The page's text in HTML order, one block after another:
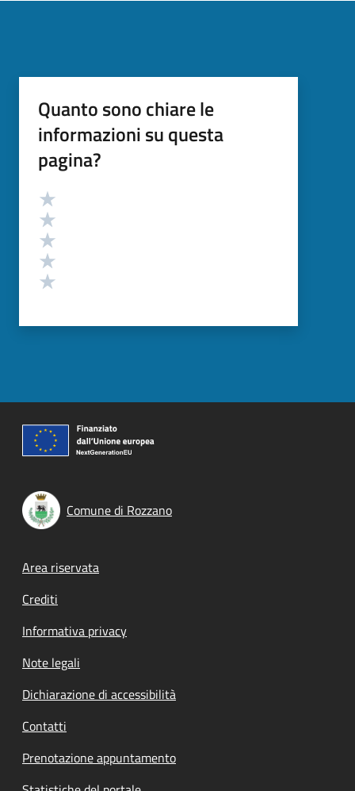
Quanto sono chiare le
informazioni su questa
pagina?
Valutazione
Comune di Rozzano
Footer menu
Area riservata
Crediti
Informativa privacy
Note legali
Dichiarazione di accessibilità
Contatti
Prenotazione appuntamento